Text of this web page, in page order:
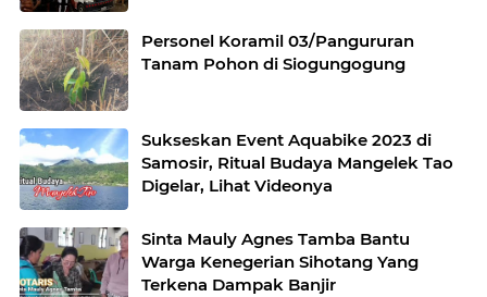
Personel Koramil 03/Pangururan
Tanam Pohon di Siogungogung
Sukseskan Event Aquabike 2023 di
Samosir, Ritual Budaya Mangelek Tao
Digelar, Lihat Videonya
Sinta Mauly Agnes Tamba Bantu
Warga Kenegerian Sihotang Yang
Terkena Dampak Banjir